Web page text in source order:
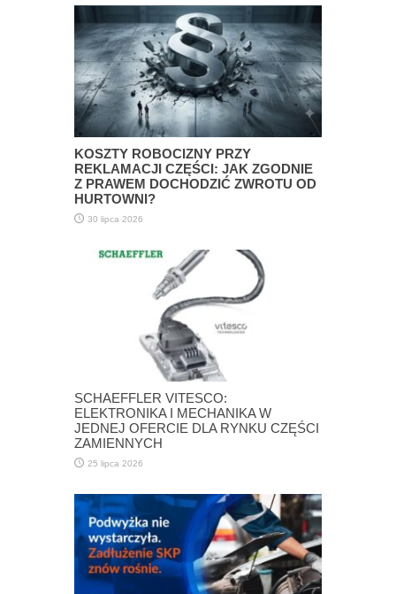
KOSZTY ROBOCIZNY PRZY
REKLAMACJI CZĘŚCI: JAK ZGODNIE
Z PRAWEM DOCHODZIĆ ZWROTU OD
HURTOWNI?
30 lipca 2026
SCHAEFFLER VITESCO:
ELEKTRONIKA I MECHANIKA W
JEDNEJ OFERCIE DLA RYNKU CZĘŚCI
ZAMIENNYCH
25 lipca 2026